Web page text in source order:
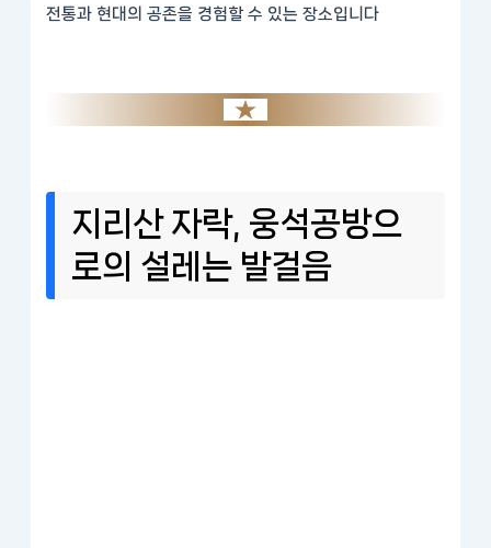
전통과 현대의 공존을 경험할 수 있는 장소입니다
지리산 자락, 웅석공방으
로의 설레는 발걸음